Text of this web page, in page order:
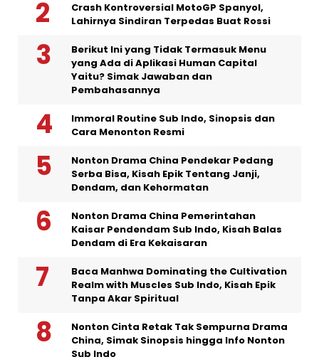
Crash Kontroversial MotoGP Spanyol,
Lahirnya Sindiran Terpedas Buat Rossi
Berikut Ini yang Tidak Termasuk Menu
yang Ada di Aplikasi Human Capital
Yaitu? Simak Jawaban dan
Pembahasannya
Immoral Routine Sub Indo, Sinopsis dan
Cara Menonton Resmi
Nonton Drama China Pendekar Pedang
Serba Bisa, Kisah Epik Tentang Janji,
Dendam, dan Kehormatan
Nonton Drama China Pemerintahan
Kaisar Pendendam Sub Indo, Kisah Balas
Dendam di Era Kekaisaran
Baca Manhwa Dominating the Cultivation
Realm with Muscles Sub Indo, Kisah Epik
Tanpa Akar Spiritual
Nonton Cinta Retak Tak Sempurna Drama
China, Simak Sinopsis hingga Info Nonton
Sub Indo